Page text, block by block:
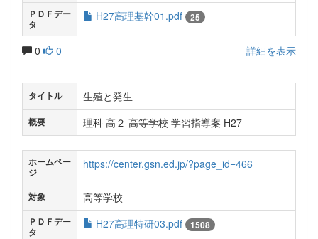
ＰＤＦデー
タ
H27高理基幹01.pdf 25
0 0 詳細を表示
タイトル 生殖と発生
概要 理科 高２ 高等学校 学習指導案 H27
ホームペー
ジ
https://center.gsn.ed.jp/?page_id=466
対象 高等学校
ＰＤＦデー
タ
H27高理特研03.pdf 1508